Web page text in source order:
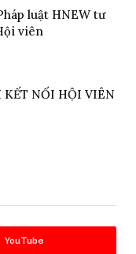
luật HNEW tư
viên
KẾT NỐI HỘI VIÊN
YouTube